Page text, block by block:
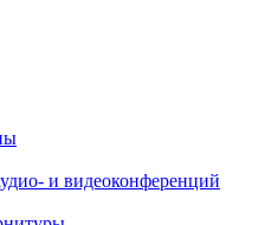
и видеоконференций